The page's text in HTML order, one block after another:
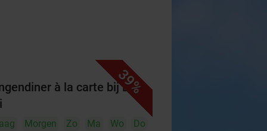
39%
à la carte bij Bella
Morgen Zo Ma Wo
Do